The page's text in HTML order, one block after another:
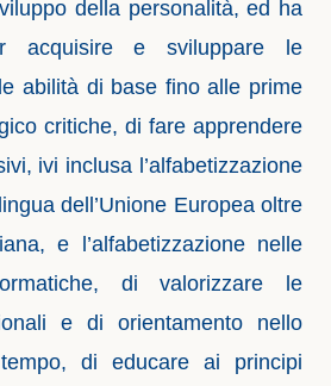
della personalità, ed ha
e sviluppare le
abilità di base fino alle prime
critiche, di fare apprendere
ivi inclusa l’alfabetizzazione
dell’Unione Europea oltre
e l’alfabetizzazione nelle
di valorizzare le
e di orientamento nello
di educare ai principi